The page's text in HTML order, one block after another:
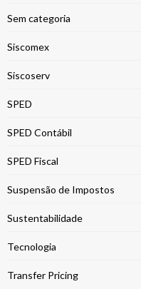
Sem categoria
Siscomex
Siscoserv
SPED
SPED Contábil
SPED Fiscal
Suspensão de Impostos
Sustentabilidade
Tecnologia
Transfer Pricing